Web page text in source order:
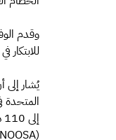
وقدم
(UNOOSA) مهام الأمانة للجنة.